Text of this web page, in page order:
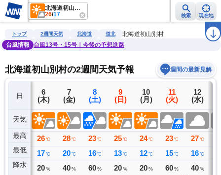
北海道初山別村
26/17 検索 現在地
雨雲レーダー 台風情報 地震情報 警報・注意報 ラ
トップ 2週間天気 北海道 道北
北海道初山別村
台風情報
台風13号・15号｜今後の予想進路
北海道初山別村の2週間天気予報 週間の最新見解
日
天気
最高
最低
降水
5
(水)
27 ℃
17 ℃
0 ミリ
6
(木)
26 ℃
17 ℃
20 %
7
(金)
28 ℃
20 ℃
40 %
8
(土)
23 ℃
16 ℃
60 %
9
(日)
25 ℃
13 ℃
20 %
10
(月)
24 ℃
12 ℃
20 %
11
(火)
23 ℃
15 ℃
60 %
12
(水)
27 ℃
16 ℃
40 %